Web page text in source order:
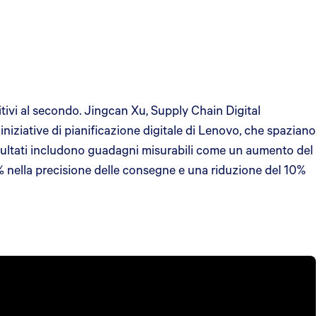
al secondo. Jingcan Xu, Supply Chain Digital
di pianificazione digitale di Lenovo, che spaziano
includono guadagni misurabili come un aumento del
precisione delle consegne e una riduzione del 10%